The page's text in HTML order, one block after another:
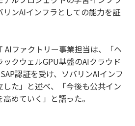
リンAIインフラとしての能力を証
AIファクトリー事業担当は、「ヘ
クウェルGPU基盤のAIクラウド
認証を受け、ソバリンAIインフ
した」と述べ、「今後も公共イン
めていく」と語った。